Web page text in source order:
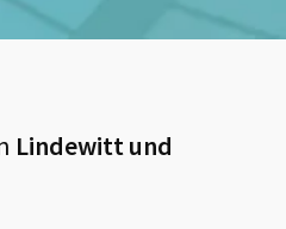
Lindewittund